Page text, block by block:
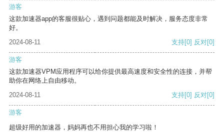
游客
这款加速器app的客服很贴心，遇到问题都能及时解决，服务态度非常
好。
2024-08-11
支持[0] 反对[0]
游客
这款加速器VPM应用程序可以给你提供最高速度和安全性的连接，并帮
助你在网络上自由移动。
2024-08-11
支持[0] 反对[0]
游客
超级好用的加速器，妈妈再也不用担心我的学习啦！